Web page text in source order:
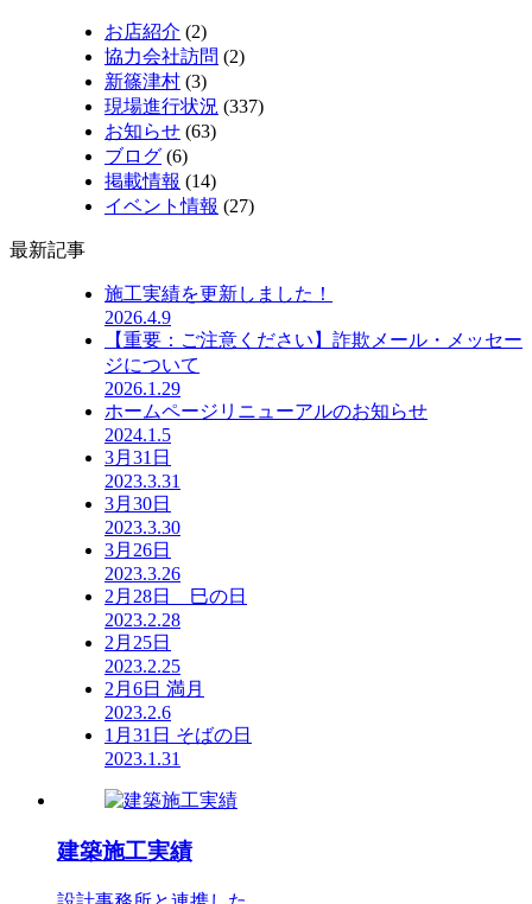
お店紹介 (2)
協力会社訪問 (2)
新篠津村 (3)
現場進行状況 (337)
お知らせ (63)
ブログ (6)
掲載情報 (14)
イベント情報 (27)
最新記事
施工実績を更新しました！
2026.4.9
【重要：ご注意ください】詐欺メール・メッセー
ジについて
2026.1.29
ホームページリニューアルのお知らせ
2024.1.5
3月31日
2023.3.31
3月30日
2023.3.30
3月26日
2023.3.26
2月28日 巳の日
2023.2.28
2月25日
2023.2.25
2月6日 満月
2023.2.6
1月31日 そばの日
2023.1.31
建築施工実績